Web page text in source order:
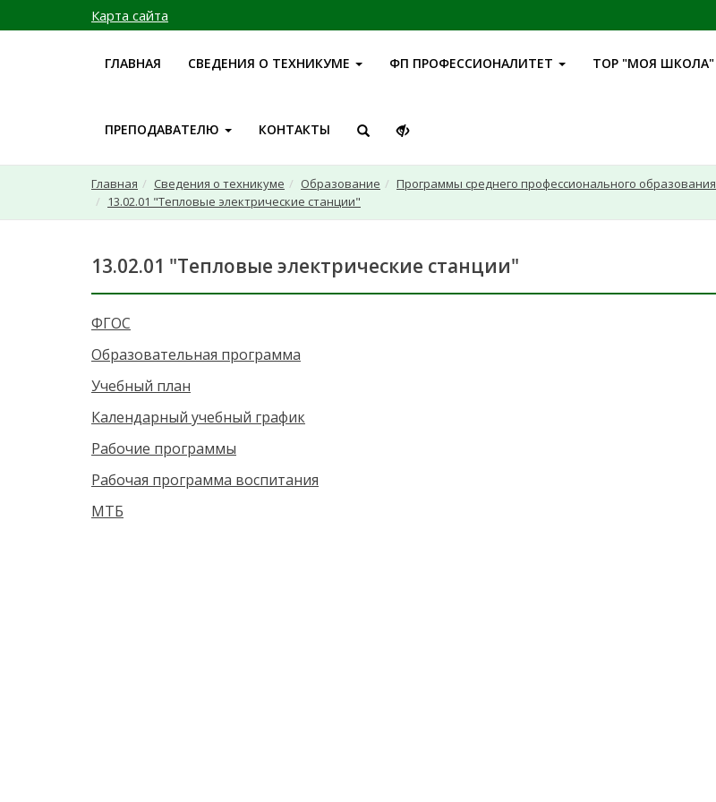
Карта сайта
ГЛАВНАЯ СВЕДЕНИЯ О ТЕХНИКУМЕ ФП ПРОФЕССИОНАЛИТЕТ ТОР "МОЯ ШКОЛА"
ПРЕПОДАВАТЕЛЮ КОНТАКТЫ
Главная Сведения о техникуме Образование Программы среднего профессионального образования
13.02.01 "Тепловые электрические станции"
13.02.01 "Тепловые электрические станции"
ФГОС
Образовательная программа
Учебный план
Календарный учебный график
Рабочие программы
Рабочая программа воспитания
МТБ